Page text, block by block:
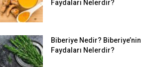
Faydaları Nelerdir?
Biberiye Nedir? Biberiye’nin
Faydaları Nelerdir?